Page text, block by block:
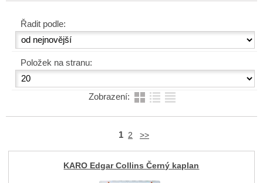
Řadit podle:
Položek na stranu:
Zobrazení:
1 2 >>
KARO Edgar Collins Černý kaplan